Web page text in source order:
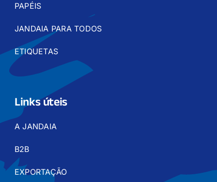
PAPÉIS
JANDAIA PARA TODOS
ETIQUETAS
Links úteis
A JANDAIA
B2B
EXPORTAÇÃO